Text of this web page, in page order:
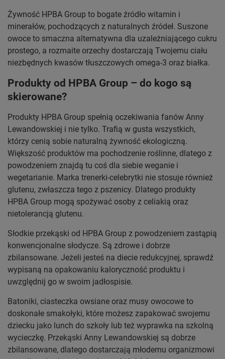
Żywność HPBA Group to bogate źródło witamin i
minerałów, pochodzących z naturalnych źródeł. Suszone
owoce to smaczna alternatywna dla uzależniającego cukru
prostego, a rozmaite orzechy dostarczają Twojemu ciału
niezbędnych kwasów tłuszczowych omega-3 oraz białka.
Produkty od HPBA Group – do kogo są
skierowane?
Produkty HPBA Group spełnią oczekiwania fanów Anny
Lewandowskiej i nie tylko. Trafią w gusta wszystkich,
którzy cenią sobie naturalną żywność ekologiczną.
Większość produktów ma pochodzenie roślinne, dlatego z
powodzeniem znajdą tu coś dla siebie weganie i
wegetarianie. Marka trenerki-celebrytki nie stosuje również
glutenu, zwłaszcza tego z pszenicy. Dlatego produkty
HPBA Group mogą spożywać osoby z celiakią oraz
nietolerancją glutenu.
Słodkie przekąski od HPBA Group z powodzeniem zastąpią
konwencjonalne słodycze. Są zdrowe i dobrze
zbilansowane. Jeżeli jesteś na diecie redukcyjnej, sprawdź
wypisaną na opakowaniu kaloryczność produktu i
uwzględnij go w swoim jadłospisie.
Batoniki, ciasteczka owsiane oraz musy owocowe to
doskonałe smakołyki, które możesz zapakować swojemu
dziecku jako lunch do szkoły lub też wyprawka na szkolną
wycieczkę. Przekąski Anny Lewandowskiej są dobrze
zbilansowane, dlatego dostarczają młodemu organizmowi